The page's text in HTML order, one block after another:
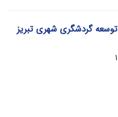
توسعه گردشگری شهری تبریز